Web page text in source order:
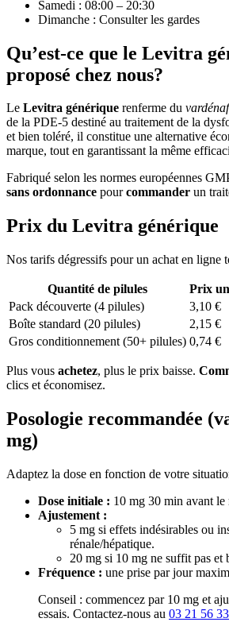
Samedi : 08:00 – 20:30
Dimanche : Consulter les gardes
Qu’est-ce que le Levitra
proposé chez nous?
Le Levitra générique renferme du
de la PDE-5 destiné au traitement de la
et bien toléré, il constitue une alternative
marque, tout en garantissant la même
Fabriqué selon les normes européennes
sans ordonnance pourcommander un
Prix du Levitra générique
Nos tarifs dégressifs pour un achat en ligne
Quantité de pilules
Prix
Pack découverte (4 pilules)
3,10 €
Boîte standard (20 pilules)
2,15 €
Gros conditionnement (50+ pilules) 0,74 €
Plus vous achetez, plus le prix baisse.
clics et économisez.
Posologie recommandée
mg)
Adaptez la dose en fonction de votre
Dose initiale : 10 mg 30 min avant le
Ajustement :
5 mg si effets indésirables ou
rénale/hépatique.
20 mg si 10 mg ne suffit pas et
Fréquence : une prise par jour
Conseil : commencez par 10 mg et
essais. Contactez-nous au 03 21 56